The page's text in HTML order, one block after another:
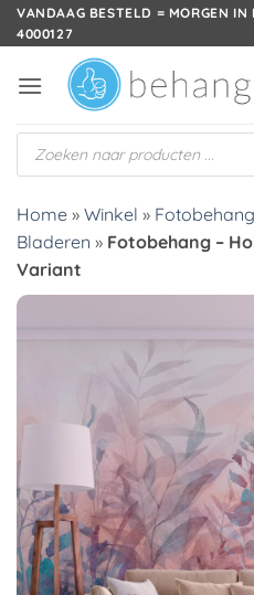
Ga
naar
VANDAAG BESTELD = MORGEN
4000127
Producten
zoeken
Home » Winkel » Fotobehang
Bladeren » Fotobehang –
Variant